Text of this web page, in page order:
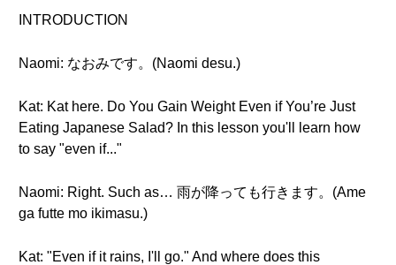
INTRODUCTION
Naomi: なおみです。(Naomi desu.)
Kat: Kat here. Do You Gain Weight Even if You’re Just
Eating Japanese Salad? In this lesson you'll learn how
to say "even if..."
Naomi: Right. Such as… 雨が降っても行きます。(Ame
ga futte mo ikimasu.)
Kat: "Even if it rains, I'll go." And where does this